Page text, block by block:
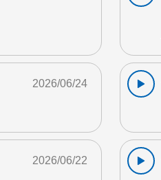
2026/06/24
2026/06/22